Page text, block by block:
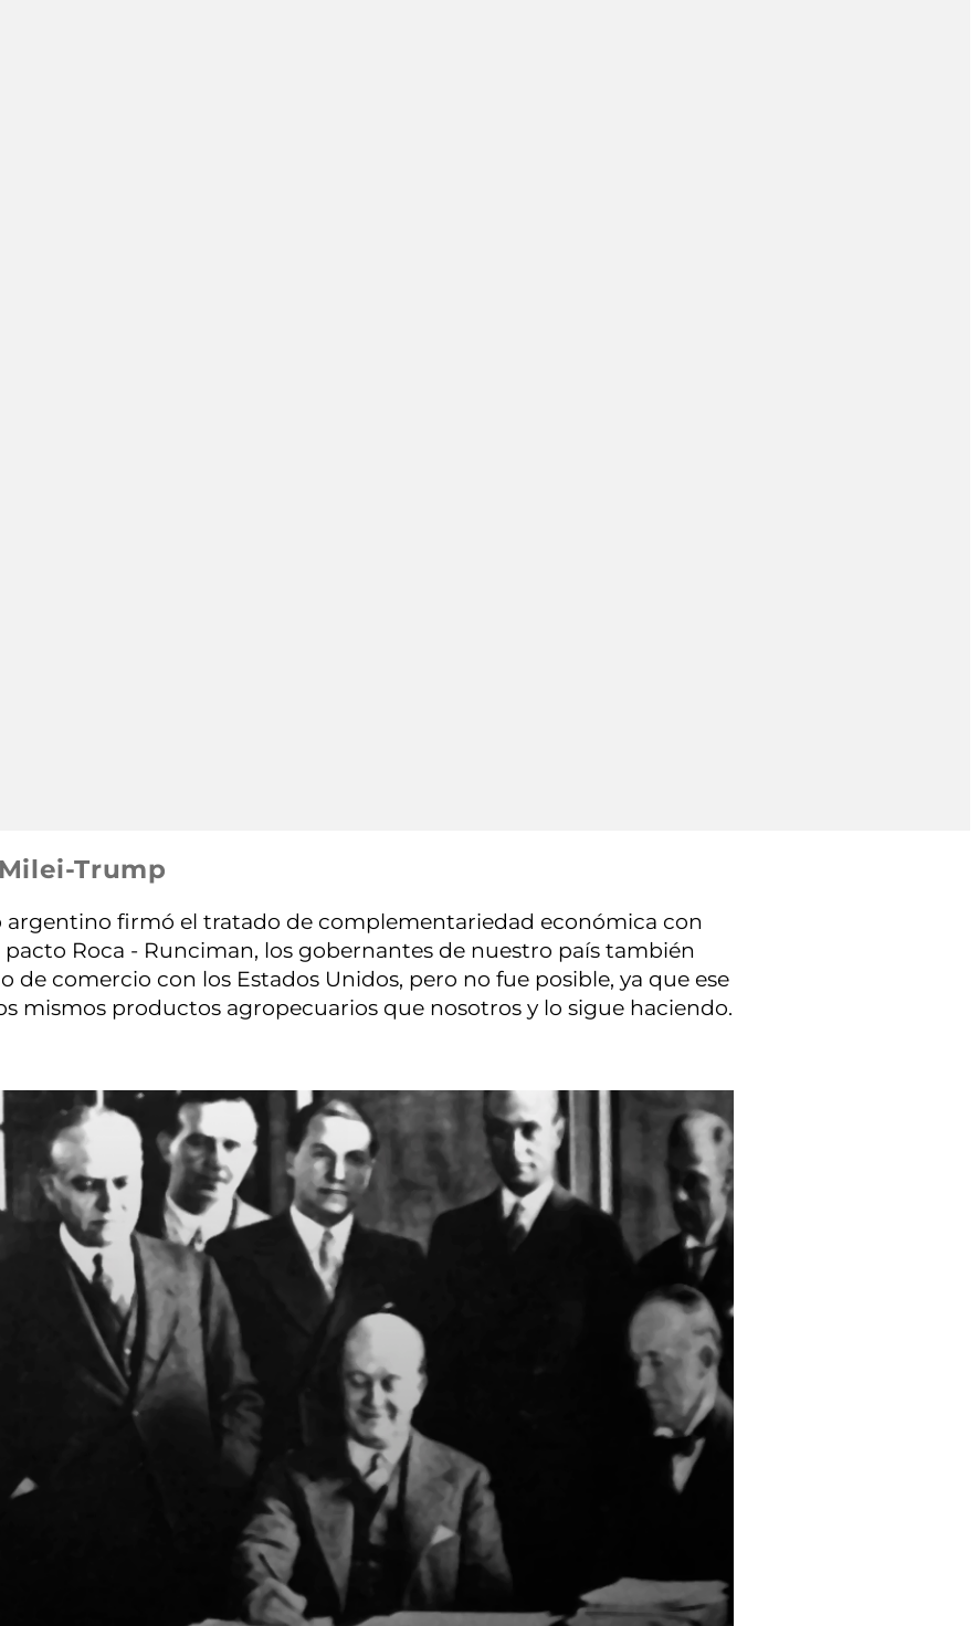
Trump
argentino firmó el tratado de complementariedad económica con
Roca - Runciman, los gobernantes de nuestro país también
de comercio con los Estados Unidos, pero no fue posible, ya que ese
mismos productos agropecuarios que nosotros y lo sigue haciendo.